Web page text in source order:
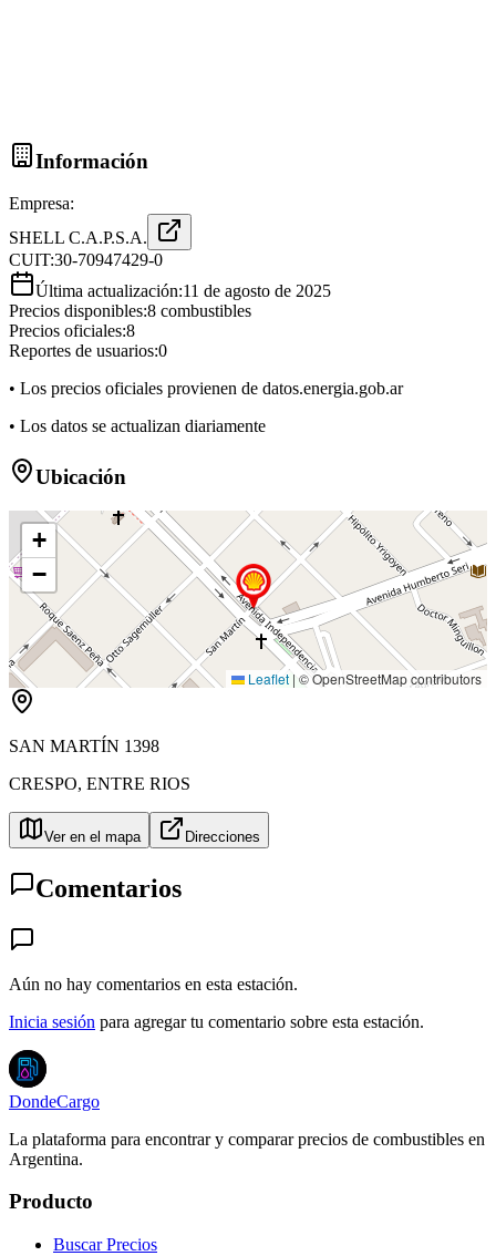
Información
Empresa:
SHELL C.A.P.S.A.
CUIT:30-70947429-0
Última actualización:11 de agosto de 2025
Precios disponibles:8 combustibles
Precios oficiales:8
Reportes de usuarios:0
• Los precios oficiales provienen de datos.energia.gob.ar
• Los datos se actualizan diariamente
Ubicación
+
−
Leaflet | © OpenStreetMap contributors
SAN MARTÍN 1398
CRESPO, ENTRE RIOS
Ver en el mapa Direcciones
Comentarios
Aún no hay comentarios en esta estación.
Inicia sesión para agregar tu comentario sobre esta estación.
DondeCargo
La plataforma para encontrar y comparar precios de combustibles en
Argentina.
Producto
Buscar Precios